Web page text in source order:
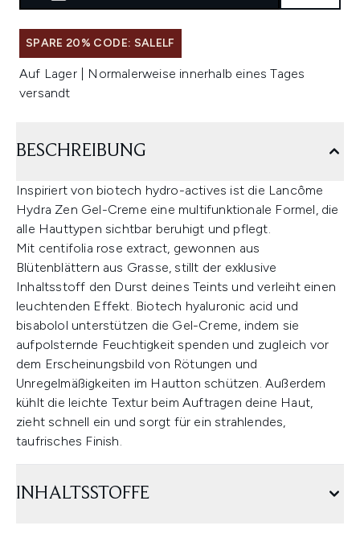
SPARE 20% CODE: SALELF
Auf Lager | Normalerweise innerhalb eines Tages
versandt
BESCHREIBUNG
Inspiriert von biotech hydro-actives ist die Lancôme
Hydra Zen Gel-Creme eine multifunktionale Formel, die
alle Hauttypen sichtbar beruhigt und pflegt.
Mit centifolia rose extract, gewonnen aus
Blütenblättern aus Grasse, stillt der exklusive
Inhaltsstoff den Durst deines Teints und verleiht einen
leuchtenden Effekt. Biotech hyaluronic acid und
bisabolol unterstützen die Gel-Creme, indem sie
aufpolsternde Feuchtigkeit spenden und zugleich vor
dem Erscheinungsbild von Rötungen und
Unregelmäßigkeiten im Hautton schützen. Außerdem
kühlt die leichte Textur beim Auftragen deine Haut,
zieht schnell ein und sorgt für ein strahlendes,
taufrisches Finish.
INHALTSSTOFFE